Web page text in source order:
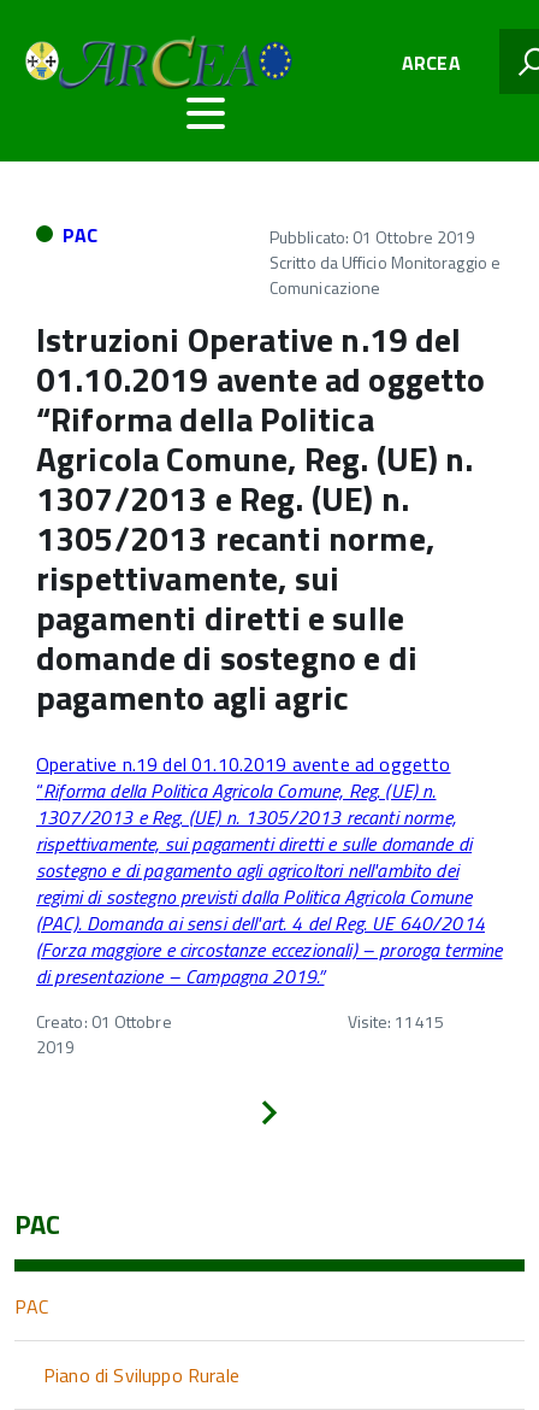
ARCEA
PAC
Pubblicato: 01 Ottobre 2019
Scritto daUfficio Monitoraggio e
Comunicazione
Istruzioni Operative n.19 del
01.10.2019 avente ad oggetto
“Riforma della Politica
Agricola Comune, Reg. (UE) n.
1307/2013 e Reg. (UE) n.
1305/2013 recanti norme,
rispettivamente, sui
pagamenti diretti e sulle
domande di sostegno e di
pagamento agli agric
Operative n.19 del 01.10.2019 avente ad oggetto
“Riforma della Politica Agricola Comune, Reg. (UE) n.
1307/2013 e Reg. (UE) n. 1305/2013 recanti norme,
rispettivamente, sui pagamenti diretti e sulle domande di
sostegno e di pagamento agli agricoltori nell'ambito dei
regimi di sostegno previsti dalla Politica Agricola Comune
(PAC). Domanda ai sensi dell'art. 4 del Reg. UE 640/2014
(Forza maggiore e circostanze eccezionali) – proroga termine
di presentazione – Campagna 2019.”
Creato: 01 Ottobre
2019
Visite: 11415
PAC
PAC
Piano di Sviluppo Rurale